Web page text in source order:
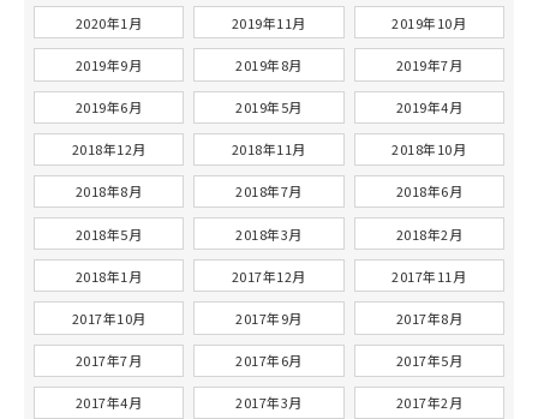
2020年1月 2019年11月 2019年10月
2019年9月 2019年8月 2019年7月
2019年6月 2019年5月 2019年4月
2018年12月 2018年11月 2018年10月
2018年8月 2018年7月 2018年6月
2018年5月 2018年3月 2018年2月
2018年1月 2017年12月 2017年11月
2017年10月 2017年9月 2017年8月
2017年7月 2017年6月 2017年5月
2017年4月 2017年3月 2017年2月